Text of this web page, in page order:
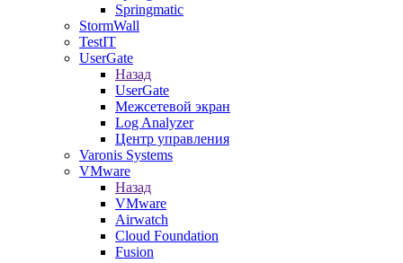
Springmatic
StormWall
TestIT
UserGate
Назад
UserGate
Межсетевой экран
Log Analyzer
Центр управления
Varonis Systems
VMware
Назад
VMware
Airwatch
Cloud Foundation
Fusion